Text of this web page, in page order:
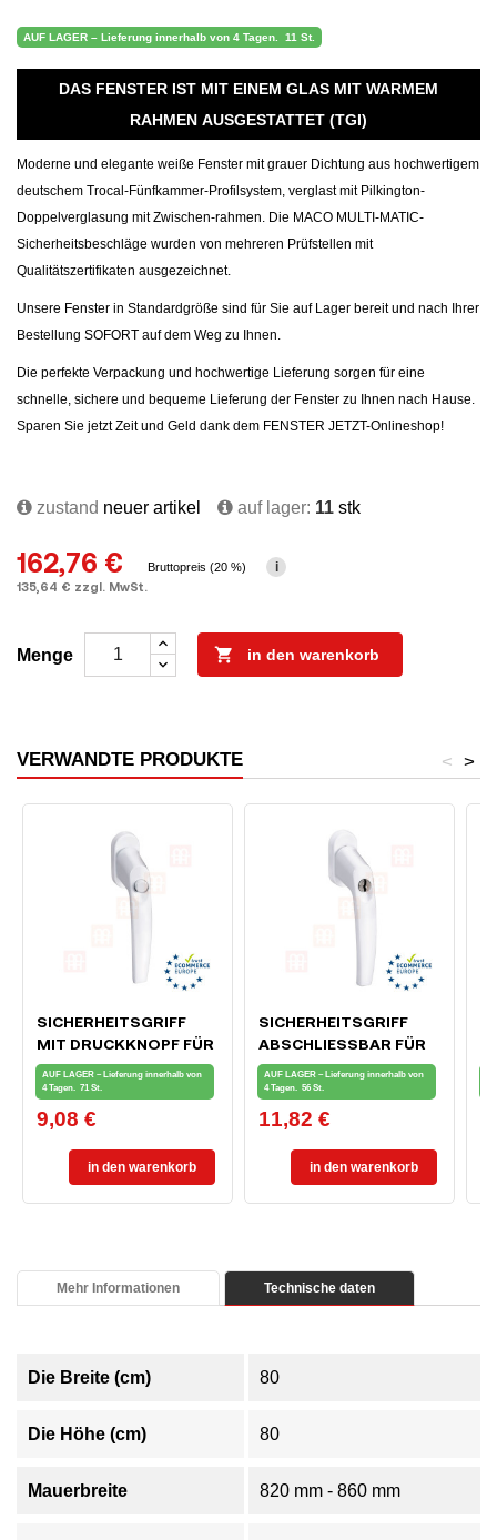
AUF LAGER – Lieferung innerhalb von 4 Tagen. 11 St.
DAS FENSTER IST MIT EINEM GLAS MIT WARMEM
RAHMEN AUSGESTATTET (TGI)
Moderne und elegante weiße Fenster mit grauer Dichtung aus hochwertigem
deutschem Trocal-Fünfkammer-Profilsystem, verglast mit Pilkington-
Doppelverglasung mit Zwischen-rahmen. Die MACO MULTI-MATIC-
Sicherheitsbeschläge wurden von mehreren Prüfstellen mit
Qualitätszertifikaten ausgezeichnet.
Unsere Fenster in Standardgröße sind für Sie auf Lager bereit und nach Ihrer
Bestellung SOFORT auf dem Weg zu Ihnen.
Die perfekte Verpackung und hochwertige Lieferung sorgen für eine
schnelle, sichere und bequeme Lieferung der Fenster zu Ihnen nach Hause.
Sparen Sie jetzt Zeit und Geld dank dem FENSTER JETZT-Onlineshop!
zustand neuer artikel auf lager: 11 stk
162,76 €
135,64 € zzgl. MwSt.
Bruttopreis (20 %) i
Menge  in den warenkorb
VERWANDTE PRODUKTE >
<
SICHERHEITSGRIFF
MIT DRUCKKNOPF FÜR
FENSTER UND
BALKONTÜR, WEISS
AUF LAGER – Lieferung innerhalb von
4 Tagen. 71 St.
Preis
9,08 €
in den warenkorb
SICHERHEITSGRIFF
ABSCHLIESSBAR FÜR F
ENSTER UND B
ALKONTÜREN, WEISS
AUF LAGER – Lieferung innerhalb von
4 Tagen. 56 St.
Preis
11,82 €
in den warenkorb
Mehr Informationen Technische daten
Die Breite (cm) 80
Die Höhe (cm) 80
Mauerbreite 820 mm - 860 mm